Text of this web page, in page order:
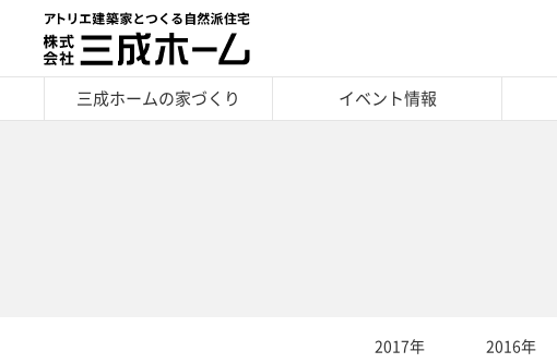
三成ホームの家づくり イベント情報
2017年 2016年